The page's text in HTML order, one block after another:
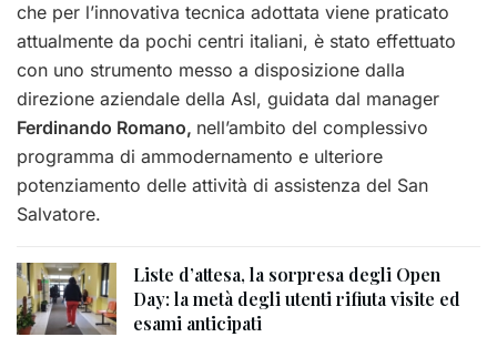
che per l’innovativa tecnica adottata viene praticato
attualmente da pochi centri italiani, è stato effettuato
con uno strumento messo a disposizione dalla
direzione aziendale della Asl, guidata dal manager
Ferdinando Romano, nell’ambito del complessivo
programma di ammodernamento e ulteriore
potenziamento delle attività di assistenza del San
Salvatore.
Liste d’attesa, la sorpresa degli Open
Day: la metà degli utenti rifiuta visite ed
esami anticipati